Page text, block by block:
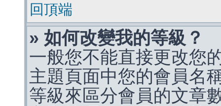
回頂端
» 如何改變我的等級？
一般您不能直接更改您
主題頁面中您的會員名
等級來區分會員的文章